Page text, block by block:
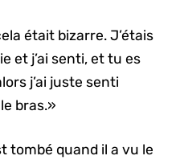
était bizarre. J’étais
et j’ai senti, et tu es
j’ai juste senti
bras.»
tombé quand il a vu le